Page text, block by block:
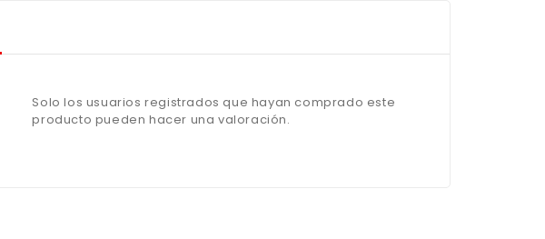
Solo los usuarios registrados que hayan comprado este
producto pueden hacer una valoración.